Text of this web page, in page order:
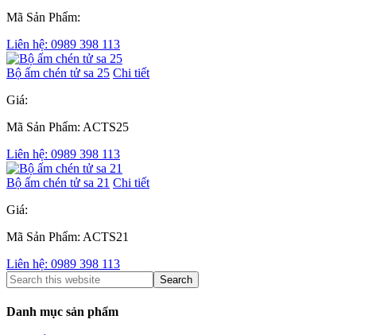
Mã Sản Phẩm:
Liên hệ: 0989 398 113
Bộ ấm chén tử sa 25 Chi tiết
Giá:
Mã Sản Phẩm: ACTS25
Liên hệ: 0989 398 113
Bộ ấm chén tử sa 21 Chi tiết
Giá:
Mã Sản Phẩm: ACTS21
Liên hệ: 0989 398 113
Danh mục sản phẩm